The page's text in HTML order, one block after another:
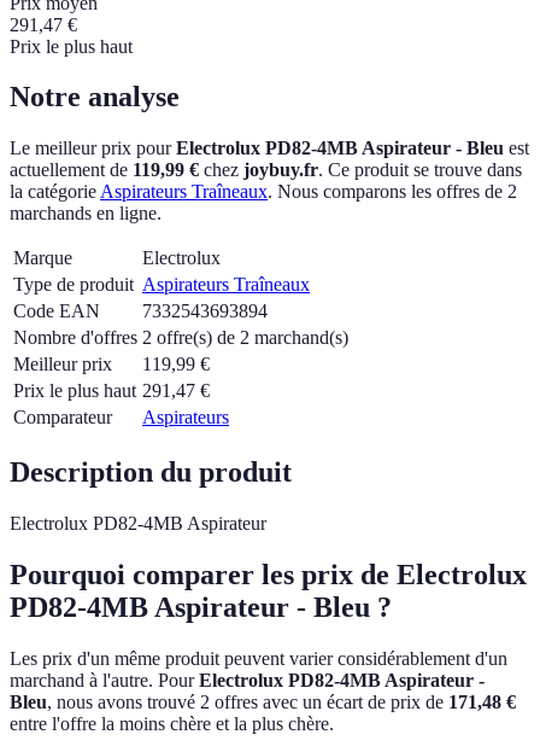
291,47 €
Prix le plus haut
Notre analyse
Le meilleur prix pourElectrolux PD82-4MB Aspirateur - Bleu est
actuellement de 119,99 € chez joybuy.fr. Ce produit se trouve dans
la catégorie Aspirateurs Traîneaux. Nous comparons les offres de 2
marchands en ligne.
Marque
Electrolux
Type de produit Aspirateurs Traîneaux
Code EAN
7332543693894
Nombre d'offres 2 offre(s) de 2 marchand(s)
Meilleur prix
119,99 €
Prix le plus haut 291,47 €
Comparateur
Aspirateurs
Description du produit
Electrolux PD82-4MB Aspirateur
Pourquoi comparer les prix de Electrolux
PD82-4MB Aspirateur - Bleu ?
Les prix d'un même produit peuvent varier considérablement d'un
marchand à l'autre. PourElectrolux PD82-4MB Aspirateur -
Bleu, nous avons trouvé 2 offres avec un écart de prix de 171,48 €
entre l'offre la moins chère et la plus chère.